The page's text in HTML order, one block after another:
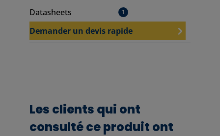
Datasheets
1
Demander un devis rapide
Les clients qui ont
consulté ce produit ont